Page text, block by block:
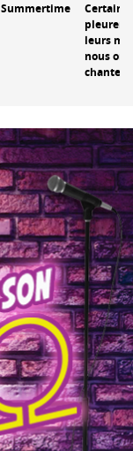
Summertime
Certains
pleurent
leurs
nous on
chante